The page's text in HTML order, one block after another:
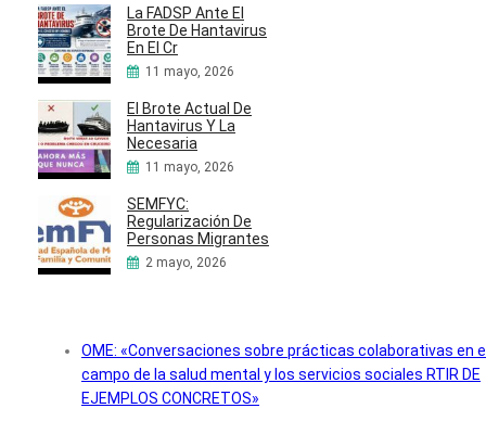
La FADSP Ante El
Brote De Hantavirus
En El Cr
11 mayo, 2026
El Brote Actual De
Hantavirus Y La
Necesaria
11 mayo, 2026
SEMFYC:
Regularización De
Personas Migrantes
2 mayo, 2026
OME: «Conversaciones sobre prácticas colaborativas en
campo de la salud mental y los servicios sociales RTIR DE
EJEMPLOS CONCRETOS»